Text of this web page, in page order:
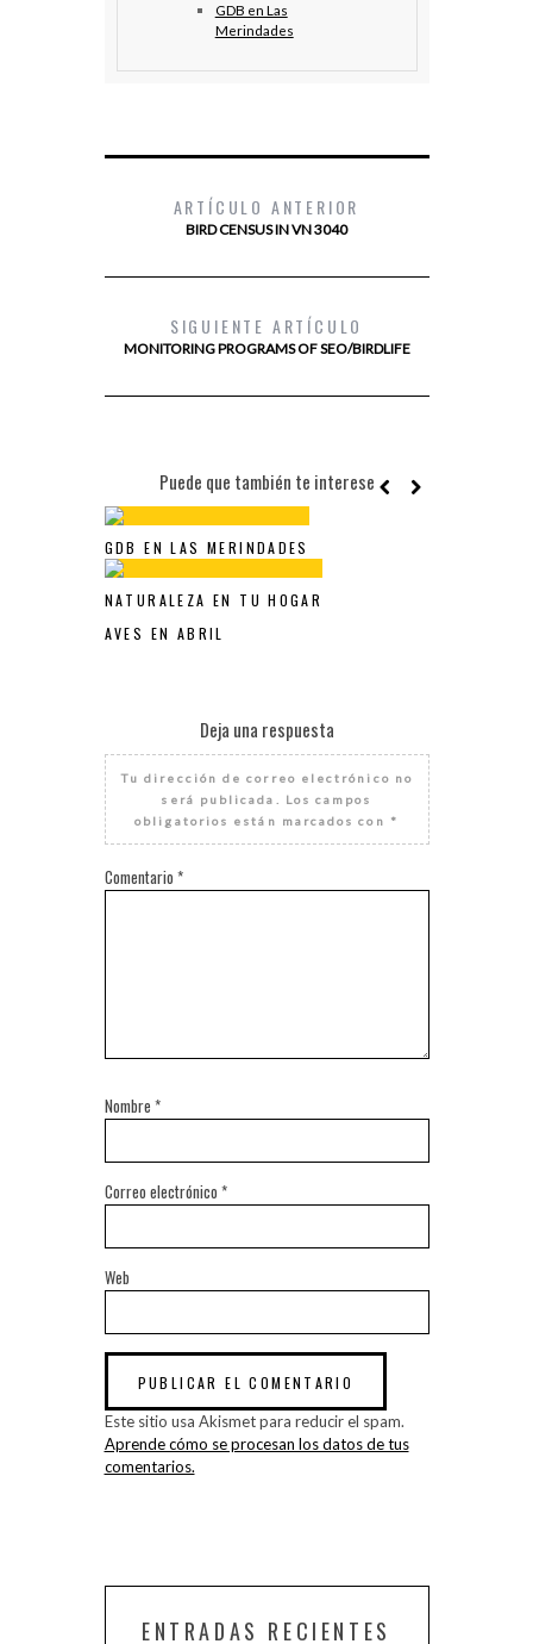
GDB en Las
Merindades
ARTÍCULO ANTERIOR
BIRD CENSUS IN VN 3040
SIGUIENTE ARTÍCULO
MONITORING PROGRAMS OF SEO/BIRDLIFE
Puede que también te interese
GDB EN LAS MERINDADES
NATURALEZA EN TU HOGAR
AVES EN ABRIL
Deja una respuesta
Tu dirección de correo electrónico no
será publicada.
Los campos
obligatorios están marcados con *
Comentario *
Nombre *
Correo electrónico *
Web
Este sitio usa Akismet para reducir el spam.
Aprende cómo se procesan los datos de tus
comentarios.
ENTRADAS RECIENTES